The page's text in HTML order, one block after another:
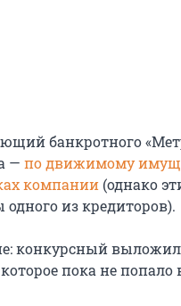
банкротного
— по движимому
компании (однако
из кредиторов).
конкурсный выложил
пока не попало